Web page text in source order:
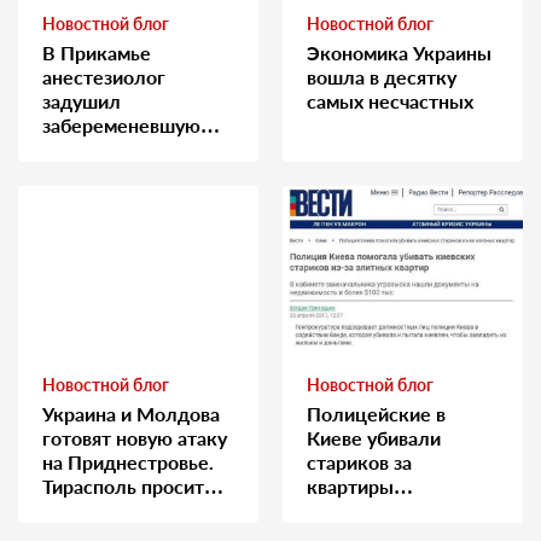
Новостной блог
В Прикамье
анестезиолог
задушил
забеременевшую
Новостной блог
Экономика Украины
вошла в десятку
самых несчастных
Новостной блог
Украина и Молдова
готовят новую атаку
на Приднестровье.
Тирасполь просит
Новостной блог
Полицейские в
Киеве убивали
стариков за
квартиры…